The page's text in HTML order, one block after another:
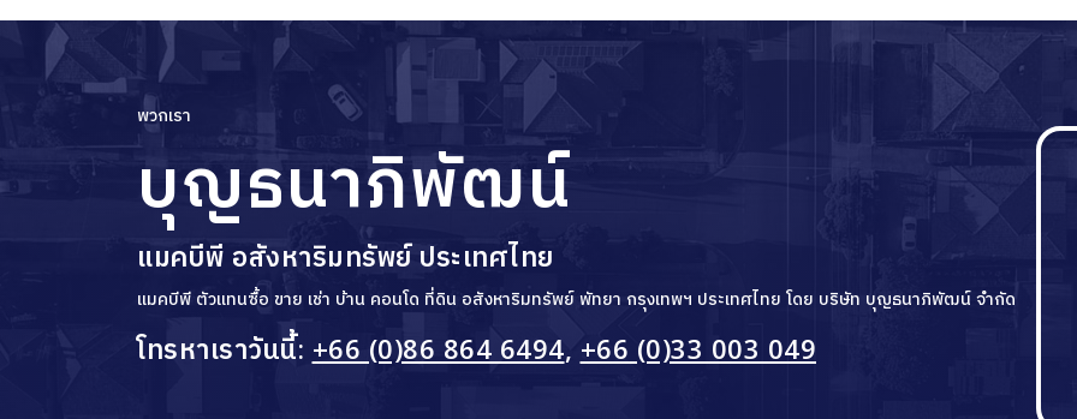
พวกเรา
บุญธนาภิพัฒน์
แมคบีพี อสังหาริมทรัพย์ ประเทศไทย
แมคบีพี ตัวแทนซื้อ ขาย เช่า บ้าน คอนโด ที่ดิน อสังหาริมทรัพย์ พัทยา กรุงเทพฯ ประเทศไทย โดย บริษัท บุญธนาภิพัฒน์ จำกัด
โทรหาเราวันนี้: +66 (0)86 864 6494, +66 (0)33 003 049